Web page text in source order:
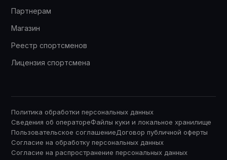
Партнерам
Магазин
Реестр спортсменов
Лицензия спортсмена
Политика обработки персональных данных
Сведения об оператореФайлы куки и локальное хранилище
Пользовательское соглашениеДоговор публичной оферты
Согласие на обработку персональных данных
Согласие на распространение персональных данных